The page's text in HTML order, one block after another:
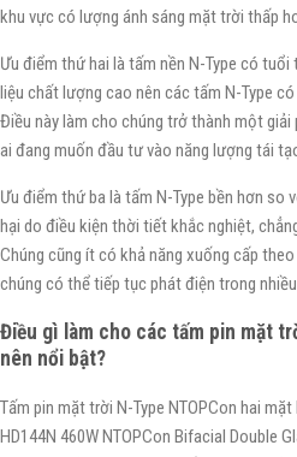
khu vực có lượng ánh sáng mặt trời thấp
Ưu điểm thứ hai là tấm nền N-Type có
liệu chất lượng cao nên các tấm N-Type
Điều này làm cho chúng trở thành một giải
ai đang muốn đầu tư vào năng lượng tái
Ưu điểm thứ ba là tấm N-Type bền hơn so
hại do điều kiện thời tiết khắc nghiệt,
Chúng cũng ít có khả năng xuống cấp
chúng có thể tiếp tục phát điện trong
Điều gì làm cho các tấm pin mặt
nên nổi bật?
Tấm pin mặt trời N-Type NTOPCon hai
HD144N 460W NTOPCon Bifacial Double